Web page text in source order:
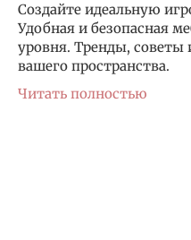
Создайте идеальную
Удобная и безопасная
уровня. Тренды,
вашего пространства.
Читать полностью